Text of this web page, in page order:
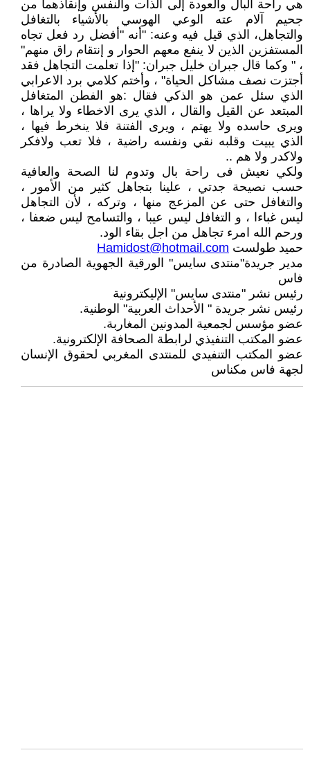
هي راحة البال والعودة إلى الذات والنفس وإنقاذهما من
جحيم آلام عته الوعي الهوسي بالأشياء بالتغافل
والتجاهل، الذي قيل فيه وعنه: "أنه "أفضل رد فعل تجاه
المستفزين الذين لا ينفع معهم الحوار و إنتقام راق منهم"
، " وكما قال جبران خليل جبران: "إذا تعلمت التجاهل فقد
أجتزت نصف مشاكل الحياة" ، وأختم كلامي برد الاعرابي
الذي سئل عمن هو الذكي فقال :هو الفطن المتغافل
المبتعد عن القيل والقال ، الذي يرى الاخطاء ولا يراها ،
ويرى حاسده ولا يهتم ، ويرى الفتنة فلا ينخرط فيها ،
الذي يبيت وقلبه نقي ونفسه راضية ، فلا تعب ولافكر
ولاكدر ولا هم ..
ولكي نعيش فى راحة بال وتدوم لنا الصحة والعافية
حسب نصيحة جدتي ، علينا بتجاهل كثير من الأمور ،
والتغافل حتى عن المزعج منها ، وتركه ، لأن التجاهل
ليس غباءا ، و التغافل ليس عيبا ، والتسامح ليس ضعفا ،
ورحم الله امرء تجاهل من اجل بقاء الود.
حميد طولست Hamidost@hotmail.com
مدير جريدة"منتدى سايس" الورقية الجهوية الصادرة من
فاس
رئيس نشر "منتدى سايس" الإليكترونية
رئيس نشر جريدة " الأحداث العربية" الوطنية.
عضو مؤسس لجمعية المدونين المغاربة.
عضو المكتب التنفيذي لرابطة الصحافة الإلكترونية.
عضو المكتب التنفيدي للمنتدى المغربي لحقوق الإنسان
لجهة فاس مكناس